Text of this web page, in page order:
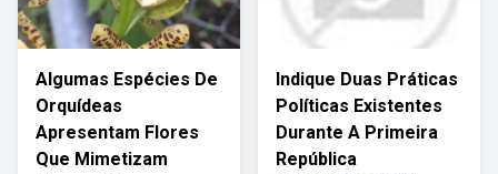
Algumas Espécies De
Orquídeas
Apresentam Flores
Que Mimetizam
Indique Duas Práticas
Políticas Existentes
Durante A Primeira
República